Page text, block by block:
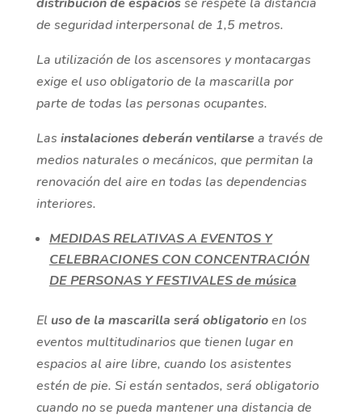
de seguridad interpersonal de 1,5 metros.
La utilización de los ascensores y montacargas
exige el uso obligatorio de la mascarilla por
parte de todas las personas ocupantes.
Las instalaciones deberán ventilarse a través de
medios naturales o mecánicos, que permitan la
renovación del aire en todas las dependencias
interiores.
MEDIDAS RELATIVAS A EVENTOS Y
CELEBRACIONES CON CONCENTRACIÓN
DE PERSONAS Y FESTIVALES de música
El uso de la mascarilla será obligatorioen los
eventos multitudinarios que tienen lugar en
espacios al aire libre, cuando los asistentes
estén de pie. Si están sentados, será obligatorio
cuando no se pueda mantener una distancia de